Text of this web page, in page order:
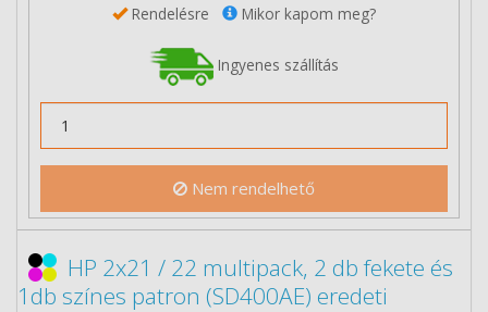
Rendelésre Mikor kapom meg?
Ingyenes szállítás
Nem rendelhető
HP 2x21 / 22 multipack, 2 db fekete és
1db színes patron (SD400AE) eredeti